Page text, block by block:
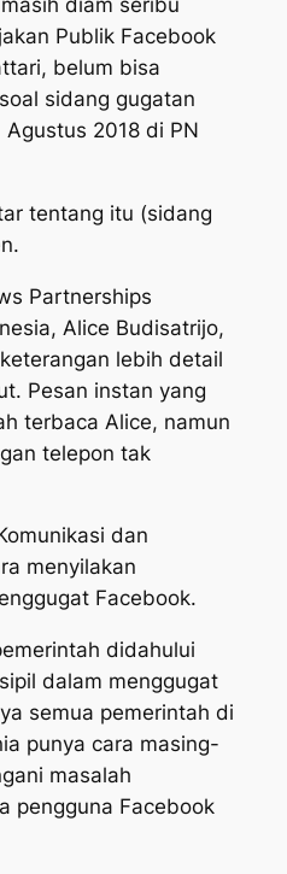
diam seribu
Publik Facebook
belum bisa
sidang gugatan
2018 di PN
tentang itu (sidang
Partnerships
Alice Budisatrijo,
lebih detail
Pesan instan yang
terbaca Alice, namun
telepon tak
dan
menyilakan
Facebook.
didahului
dalam menggugat
semua pemerintah di
punya cara masing-
masalah
pengguna Facebook